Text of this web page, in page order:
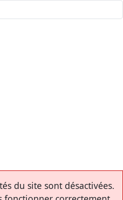
du site sont désactivées.